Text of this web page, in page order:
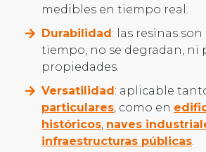
medibles en tiempo real.
Durabilidad: las resinas son
tiempo, no se degradan, ni
propiedades.
Versatilidad: aplicable
particulares , como en
históricos naves
infraestructuras públicas